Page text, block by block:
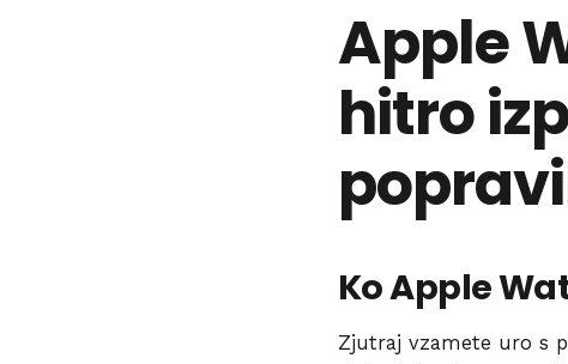
Apple
hitro
Ko Apple
Zjutraj vzamete uro s